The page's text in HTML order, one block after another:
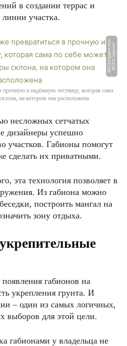
в создании террас и
участка.
Ф
О
Т
О:
o
g
o
r
o
d
-
3
6
5.
bl
o
g
s
p
o
t.
c
o
m
прочную и надёжную лестницу, которая сама
на котором она расположена
несложных сетчатых
дизайнеры успешно
участков. Габионы помогут
сделать их приватными.
эта технология позволяет в
Из габиона можно
построить мангал на
зону отдыха.
габионов на
укрепления грунта. И
– один из самых логичных,
выборов для этой цели.
габионами у владельца не